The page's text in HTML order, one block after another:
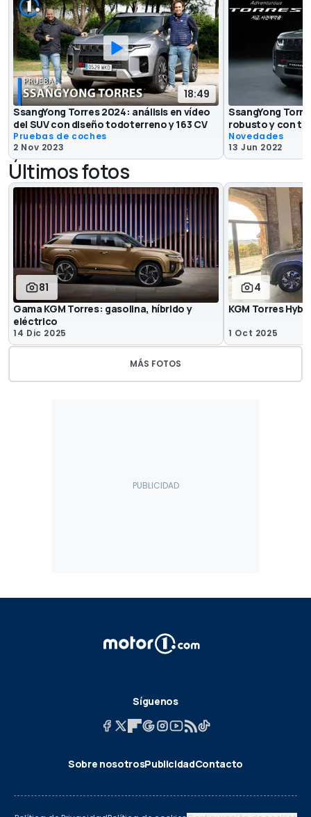
18:49
SsangYong Torres 2024: análisis en vídeo
del SUV con diseño todoterreno y 163 CV
Pruebas de coches
2 Nov 2023
SsangYong
robusto y con
Novedades
13 Jun 2022
Últimos fotos
81
Gama KGM Torres: gasolina, híbrido y
eléctrico
14 Dic 2025
4
KGM Torres
1 Oct 2025
MÁS FOTOS
Síguenos
Sobre nosotrosPublicidadContacto